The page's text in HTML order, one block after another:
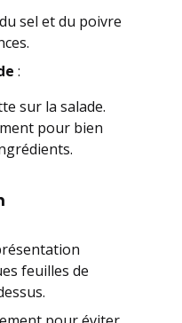
sel et du poivre
:
sur la salade.
pour bien
feuilles de